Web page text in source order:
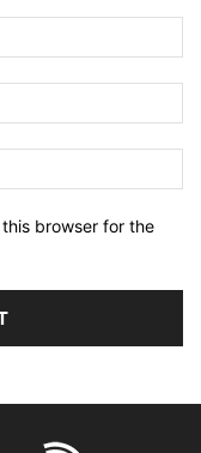
browser for the